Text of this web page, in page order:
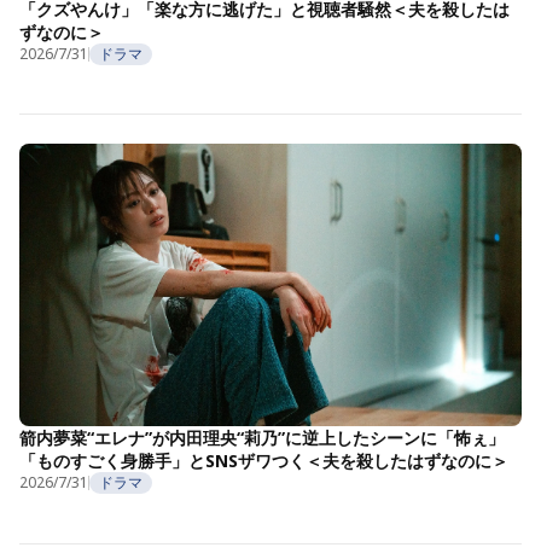
「クズやんけ」「楽な方に逃げた」と視聴者騒然＜夫を殺したは
ずなのに＞
2026/7/31 ドラマ
箭内夢菜“エレナ”が内田理央“莉乃”に逆上したシーンに「怖ぇ」
「ものすごく身勝手」とSNSザワつく＜夫を殺したはずなのに＞
2026/7/31 ドラマ